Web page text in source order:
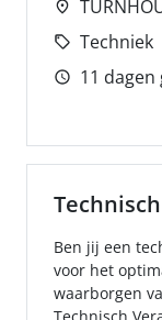
Techniek
11 dagen
Ben jij een
voor het
waarborgen